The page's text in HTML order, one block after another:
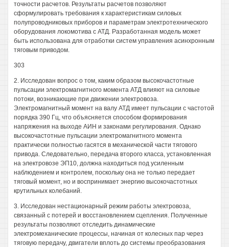
точности расчетов. Результаты расчетов позволяют
сформулировать требования к характеристикам силовых
полупроводниковых приборов и параметрам электротехнического
оборудования локомотива с АТД. Разработанная модель может
быть использована для отработки систем управления асинхронным
тяговым приводом.
303
2. Исследован вопрос о том, каким образом высокочастотные
пульсации электромагнитного момента АТД влияют на силовые
потоки, возникающие при движении электровоза.
Электромагнитный момент на валу АТД имеет пульсации с частотой
порядка 390 Гц, что объясняется способом формирования
напряжения на выходе АИН и законами регулирования. Однако
высокочастотные пульсации электромагнитного момента
практически полностью гасятся в механической части тягового
привода. Следовательно, передача второго класса, установленная
на электровозе ЭП10, должна находиться под усиленным
наблюдением и контролем, поскольку она не только передает
тяговый момент, но и воспринимает энергию высокочастотных
крутильных колебаний.
3. Исследован нестационарный режим работы электровоза,
связанный с потерей и восстановлением сцепления. Полученные
результаты позволяют отследить динамические
электромеханические процессы, начиная от колесных пар через
тяговую передачу, двигатели вплоть до системы преобразования